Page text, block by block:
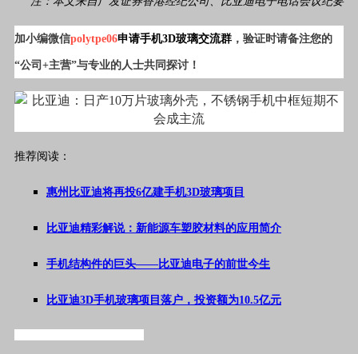
加小编微信polytpe06申请手机3D玻璃交流群 ，验证时请备注您的
“公司+主营”与专业的人士共同探讨！
推荐阅读：
惠州比亚迪将再投6亿建手机3D玻璃项目
比亚迪精彩解说：新能源车塑胶材料的应用简介
手机结构件的巨头——比亚迪电子的前世今生
比亚迪3D手机玻璃项目落户，投资额为10.5亿元